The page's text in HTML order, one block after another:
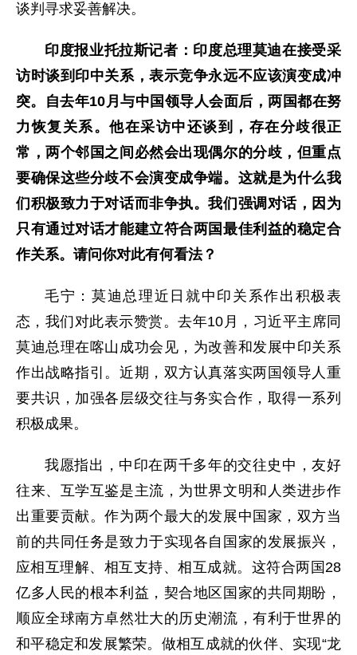
谈判寻求妥善解决。
印度报业托拉斯记者：印度总理莫迪在接受采
访时谈到印中关系，表示竞争永远不应该演变成冲
突。自去年10月与中国领导人会面后，两国都在努
力恢复关系。他在采访中还谈到，存在分歧很正
常，两个邻国之间必然会出现偶尔的分歧，但重点
要确保这些分歧不会演变成争端。这就是为什么我
们积极致力于对话而非争执。我们强调对话，因为
只有通过对话才能建立符合两国最佳利益的稳定合
作关系。请问你对此有何看法？
毛宁：莫迪总理近日就中印关系作出积极表
态，我们对此表示赞赏。去年10月，习近平主席同
莫迪总理在喀山成功会见，为改善和发展中印关系
作出战略指引。近期，双方认真落实两国领导人重
要共识，加强各层级交往与务实合作，取得一系列
积极成果。
我愿指出，中印在两千多年的交往史中，友好
往来、互学互鉴是主流，为世界文明和人类进步作
出重要贡献。作为两个最大的发展中国家，双方当
前的共同任务是致力于实现各自国家的发展振兴，
应相互理解、相互支持、相互成就。这符合两国28
亿多人民的根本利益，契合地区国家的共同期盼，
顺应全球南方卓然壮大的历史潮流，有利于世界的
和平稳定和发展繁荣。做相互成就的伙伴、实现“龙